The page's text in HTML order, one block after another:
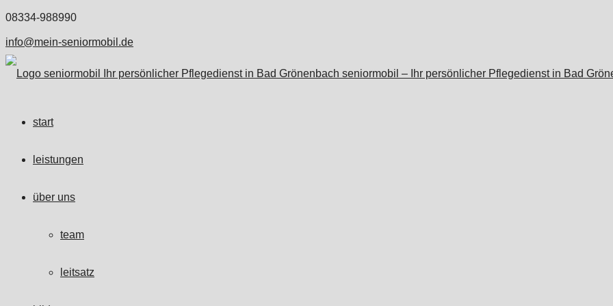
08334-988990
info@mein-seniormobil.de
seniormobil – Ihr persönlicher Pflegedienst in Bad
start
leistungen
über uns
team
leitsatz